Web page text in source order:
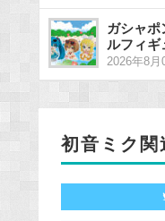
ガシャ
ルフィギ
2026年8月
初音ミク関